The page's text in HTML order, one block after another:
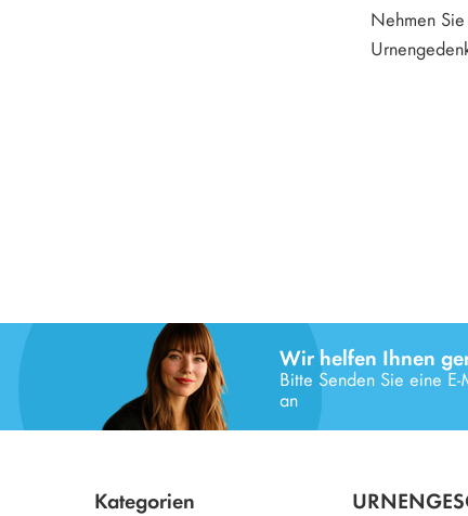
Nehmen
Wir helfen Ihnen
Bitte Senden Sie eine
an
Kategorien